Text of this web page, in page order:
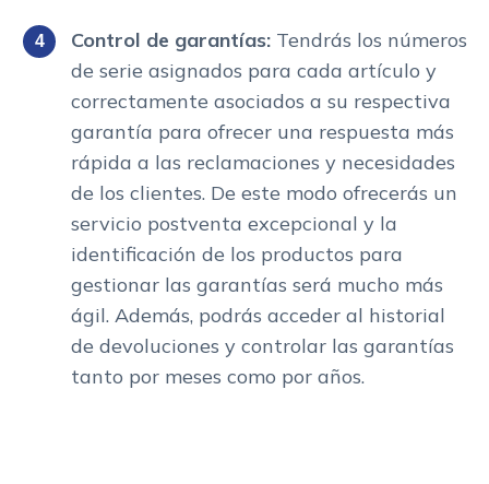
Control de garantías: Tendrás los números
de serie asignados para cada artículo y
correctamente asociados a su respectiva
garantía para ofrecer una respuesta más
rápida a las reclamaciones y necesidades
de los clientes. De este modo ofrecerás un
servicio postventa excepcional y la
identificación de los productos para
gestionar las garantías será mucho más
ágil. Además, podrás acceder al historial
de devoluciones y controlar las garantías
tanto por meses como por años.